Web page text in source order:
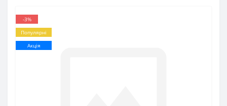
-3%
Популярні
Акція